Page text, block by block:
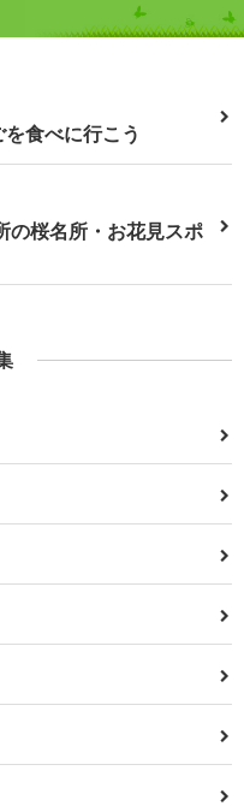
食べに行こう
の桜名所・お花見スポ